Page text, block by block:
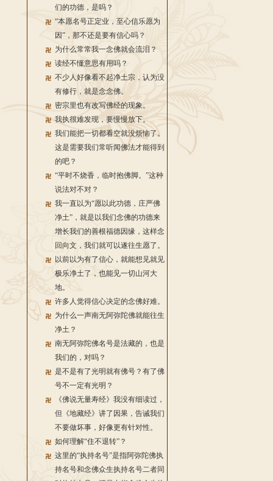
们的功德，是吗？
“本愿名号正定业，至心信乐愿为
因”，那不还是要有信心吗？
为什么常常我一念佛就会流泪？
读经不懂意思有用吗？
不少人好像看不起净土宗，认为没
有修行，就是念念佛。
密宗里也有改写佛经的现象。
我执很难发现，要慢慢放下。
我们能把一切都看空就没烦恼了。
这是需要我们常听闻佛法才能得到
的吧？
“平时不烧香，临时抱佛脚。”这种
说法对不对？
我一直以为“愿以此功德，庄严佛
净土”，就是以我们念佛的功德来
增长我们的善根福德因缘，这样念
回向文，我们就可以遂往生愿了。
以前以为有了信心，就能想见就见
极乐净土了，也能见一切山河大
地。
许多人觉得信心决定的念佛好难。
为什么一声南无阿弥陀佛就能往生
净土？
南无阿弥陀佛名号是法藏的，也是
我们的，对吗？
是不是有了光明就有佛号？有了佛
号不一定有光明？
《佛说无量寿经》我没有细读过，
但《地藏经》讲了因果，告诫我们
不要做坏事，好像更有针对性。
如何理解“住不退转”？
这里的“执持名号”是指阿弥陀佛执
持名号和念佛众生执持名号二者同